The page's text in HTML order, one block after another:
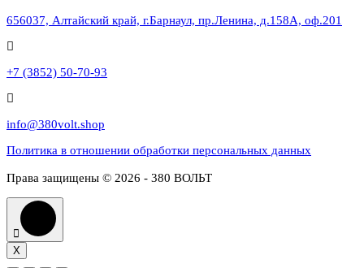
656037, Алтайский край, г.Барнаул, пр.Ленина, д.158А, оф.201
+7 (3852) 50-70-93
info@380volt.shop
Политика в отношении обработки персональных данных
Права защищены © 2026 - 380 ВОЛЬТ
X